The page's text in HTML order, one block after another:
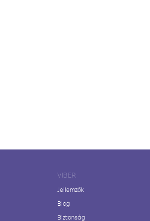
VIBER
Jellemzők
Blog
Biztonság